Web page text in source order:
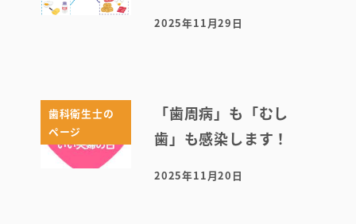
投稿日
2025年11月29日
歯科衛生士の
ページ
「歯周病」も「むし
歯」も感染します！
投稿日
2025年11月20日